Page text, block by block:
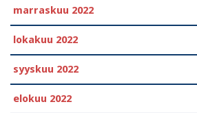
marraskuu 2022
lokakuu 2022
syyskuu 2022
elokuu 2022